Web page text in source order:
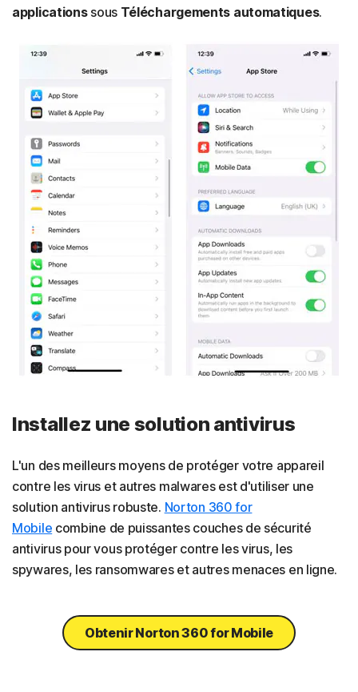
applicationssous Téléchargements automatiques.
Installez une solution antivirus
L'un des meilleurs moyens de protéger votre appareil
contre les virus et autres malwares est d'utiliser une
solution antivirus robuste. Norton 360 for
Mobile combine de puissantes couches de sécurité
antivirus pour vous protéger contre les virus, les
spywares, les ransomwares et autres menaces en ligne.
Obtenir Norton 360 for Mobile